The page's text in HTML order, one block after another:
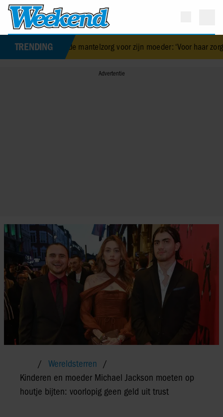
TRENDING
over de mantelzorg voor zijn moeder: ‘Voor haar zorgen is een
Wereldsterren
Kinderen en moeder Michael Jackson moeten op
houtje bijten: voorlopig geen geld uit trust